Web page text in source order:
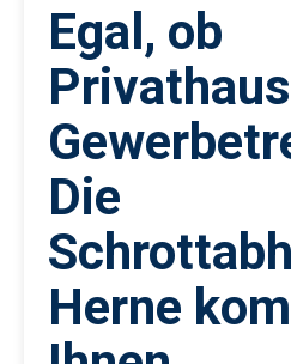
Egal, ob
Die
Herne